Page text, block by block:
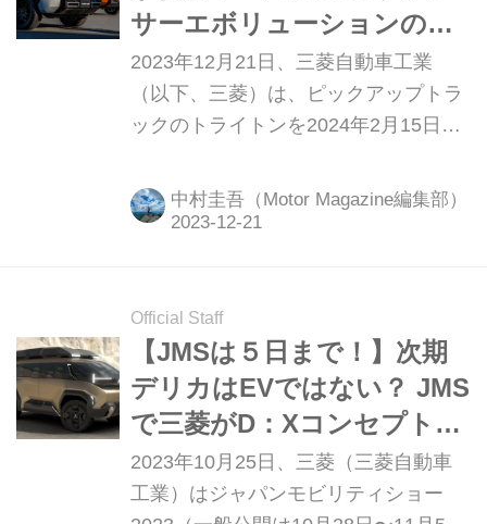
サーエボリューションの
DNAも感じるピックアップ
トラックに人気の予感
2023年12月21日、三菱自動車工業
（以下、三菱）は、ピックアップトラ
ックのトライトンを2024年2月15日よ
行われた商品説明会に参加すると、こ
のトライトンはパジェロやランサーエ
ード「GSR」の名を復活させるなど、
とっても三菱らしいクルマだというこ
とがわかりました。
中村圭吾（Motor Magazine編集部）
Official Staff
【JMSは５日まで！】次期
デリカはEVではない？ JMS
で三菱がD：Xコンセプトを
公開するとともに、電動小
型オフロードモビリティも
2023年10月25日、三菱（三菱自動車
工業）はジャパンモビリティショー